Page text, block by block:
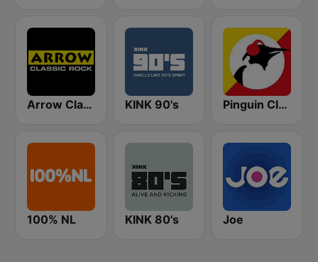
Arrow Classic Rock KINK 90's Pinguin Classics
100% NL KINK 80's Joe